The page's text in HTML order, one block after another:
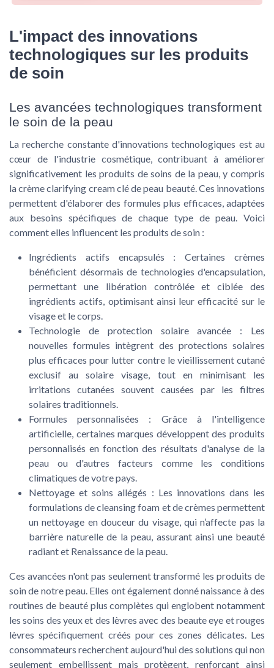
L'impact des innovations
technologiques sur les produits
de soin
Les avancées technologiques transforment
le soin de la peau
La recherche constante d'innovations technologiques est au
cœur de l'industrie cosmétique, contribuant à améliorer
significativement les produits de soins de la peau, y compris
la crème clarifying cream clé de peau beauté. Ces innovations
permettent d'élaborer des formules plus efficaces, adaptées
aux besoins spécifiques de chaque type de peau. Voici
comment elles influencent les produits de soin :
Ingrédients actifs encapsulés : Certaines crèmes
bénéficient désormais de technologies d'encapsulation,
permettant une libération contrôlée et ciblée des
ingrédients actifs, optimisant ainsi leur efficacité sur le
visage et le corps.
Technologie de protection solaire avancée : Les
nouvelles formules intègrent des protections solaires
plus efficaces pour lutter contre le vieillissement cutané
exclusif au solaire visage, tout en minimisant les
irritations cutanées souvent causées par les filtres
solaires traditionnels.
Formules personnalisées : Grâce à l'intelligence
artificielle, certaines marques développent des produits
personnalisés en fonction des résultats d'analyse de la
peau ou d'autres facteurs comme les conditions
climatiques de votre pays.
Nettoyage et soins allégés : Les innovations dans les
formulations de cleansing foam et de crèmes permettent
un nettoyage en douceur du visage, qui n’affecte pas la
barrière naturelle de la peau, assurant ainsi une beauté
radiant et Renaissance de la peau.
Ces avancées n'ont pas seulement transformé les produits de
soin de notre peau. Elles ont également donné naissance à des
routines de beauté plus complètes qui englobent notamment
les soins des yeux et des lèvres avec des beaute eye et rouges
lèvres spécifiquement créés pour ces zones délicates. Les
consommateurs recherchent aujourd'hui des solutions qui non
seulement embellissent mais protègent, renforçant ainsi